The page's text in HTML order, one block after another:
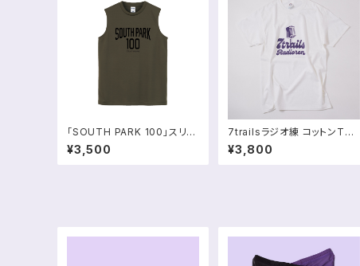
「SOUTH PARK 100」スリー
ブレスシャツ【予約販売】
¥3,500
7trailsラジオ練 コットンTシ
ャツ（コットン100%）
¥3,800